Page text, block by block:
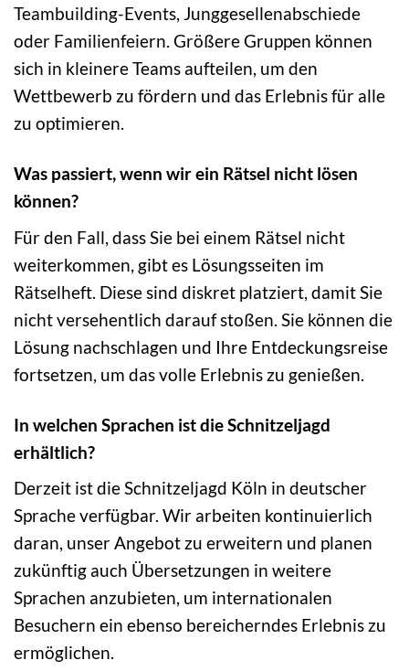
Teambuilding-Events, Junggesellenabschiede
oder Familienfeiern. Größere Gruppen können
sich in kleinere Teams aufteilen, um den
Wettbewerb zu fördern und das Erlebnis für alle
zu optimieren.
Was passiert, wenn wir ein Rätsel nicht lösen
können?
Für den Fall, dass Sie bei einem Rätsel nicht
weiterkommen, gibt es Lösungsseiten im
Rätselheft. Diese sind diskret platziert, damit Sie
nicht versehentlich darauf stoßen. Sie können die
Lösung nachschlagen und Ihre Entdeckungsreise
fortsetzen, um das volle Erlebnis zu genießen.
In welchen Sprachen ist die Schnitzeljagd
erhältlich?
Derzeit ist die Schnitzeljagd Köln in deutscher
Sprache verfügbar. Wir arbeiten kontinuierlich
daran, unser Angebot zu erweitern und planen
zukünftig auch Übersetzungen in weitere
Sprachen anzubieten, um internationalen
Besuchern ein ebenso bereicherndes Erlebnis zu
ermöglichen.